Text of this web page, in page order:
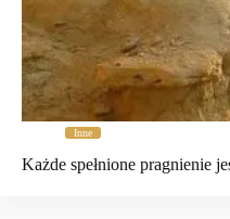
Inne
Każde spełnione pragnienie